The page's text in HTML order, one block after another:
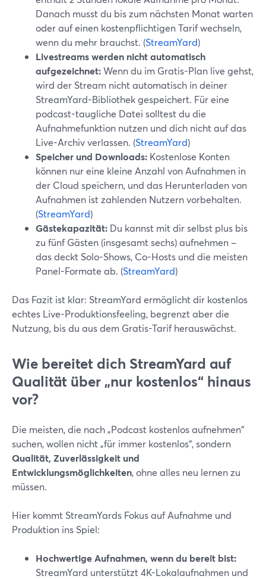
Danach musst du bis zum nächsten Monat warten
oder auf einen kostenpflichtigen Tarif wechseln,
wenn du mehr brauchst. (StreamYard)
Livestreams werden nicht automatisch
aufgezeichnet:Wenn du im Gratis-Plan live gehst,
wird der Stream nicht automatisch in deiner
StreamYard-Bibliothek gespeichert. Für eine
podcast-taugliche Datei solltest du die
Aufnahmefunktion nutzen und dich nicht auf das
Live-Archiv verlassen. (StreamYard)
Speicher und Downloads: Kostenlose Konten
können nur eine kleine Anzahl von Aufnahmen in
der Cloud speichern, und das Herunterladen von
Aufnahmen ist zahlenden Nutzern vorbehalten.
(StreamYard)
Gästekapazität: Du kannst mit dir selbst plus bis
zu fünf Gästen (insgesamt sechs) aufnehmen –
das deckt Solo-Shows, Co-Hosts und die meisten
Panel-Formate ab. (StreamYard)
Das Fazit ist klar: StreamYard ermöglicht dir kostenlos
echtes Live-Produktionsfeeling, begrenzt aber die
Nutzung, bis du aus dem Gratis-Tarif herauswächst.
Wie bereitet dich StreamYard auf
Qualität über „nur kostenlos“ hinaus
vor?
Die meisten, die nach „Podcast kostenlos aufnehmen“
suchen, wollen nicht „für immer kostenlos“, sondern
Qualität, Zuverlässigkeit und
Entwicklungsmöglichkeiten, ohne alles neu lernen zu
müssen.
Hier kommt StreamYards Fokus auf Aufnahme und
Produktion ins Spiel:
Hochwertige Aufnahmen, wenn du bereit bist:
StreamYard unterstützt 4K-Lokalaufnahmen und